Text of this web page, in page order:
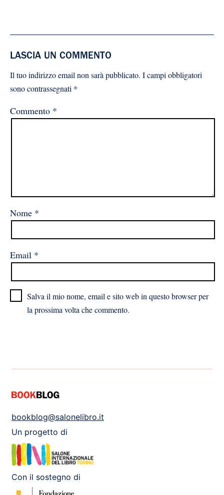
LASCIA UN COMMENTO
Il tuo indirizzo email non sarà pubblicato. I campi obbligatori
sono contrassegnati *
Commento *
Nome *
Email *
Salva il mio nome, email e sito web in questo browser per
la prossima volta che commento.
bookblog@salonelibro.it
Un progetto di
Con il sostegno di